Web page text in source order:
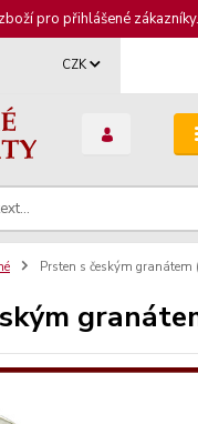
pro přihlášené
CZK
Prsten s českým granátem